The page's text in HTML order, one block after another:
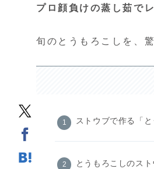
プロ顔負けの蒸し茹で
旬のとうもろこしを、
ストウブで作る「
とうもろこしのス